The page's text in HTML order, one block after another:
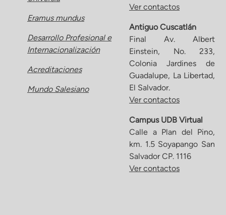
Eramus mundus
Desarrollo Profesional e
Internacionalización
Acreditaciones
Mundo Salesiano
Ver contactos
Antiguo Cuscatlán
Final Av. Albert
Einstein, No. 233,
Colonia Jardines de
Guadalupe, La Libertad,
El Salvador.
Ver contactos
Campus UDB Virtual
Calle a Plan del Pino,
km. 1.5 Soyapango San
Salvador CP. 1116
Ver contactos